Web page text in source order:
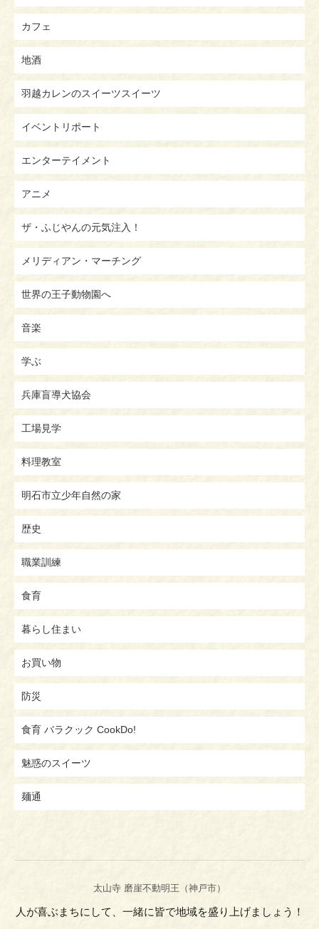
カフェ
地酒
羽越カレンのスイーツスイーツ
イベントリポート
エンターテイメント
アニメ
ザ・ふじやんの元気注入！
メリディアン・マーチング
世界の王子動物園へ
音楽
学ぶ
兵庫盲導犬協会
工場見学
料理教室
明石市立少年自然の家
歴史
職業訓練
食育
暮らし住まい
お買い物
防災
食育 バラクック CookDo!
魅惑のスイーツ
麺通
太山寺 磨崖不動明王（神戸市）
人が喜ぶまちにして、一緒に皆で地域を盛り上げましょう！